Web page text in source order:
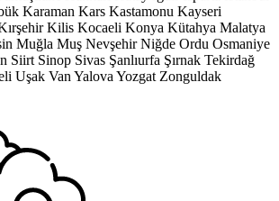
Karaman Kars Kastamonu Kayseri
Kilis Kocaeli Konya Kütahya Malatya
Muğla Muş Nevşehir Niğde Ordu Osmaniye
Siirt Sinop Sivas Şanlıurfa Şırnak Tekirdağ
Uşak Van Yalova Yozgat Zonguldak